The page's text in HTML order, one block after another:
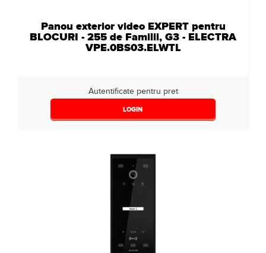
Panou exterior video EXPERT pentru
BLOCURI - 255 de Familii, G3 - ELECTRA
VPE.0BS03.ELWTL
Autentificate pentru pret
LOGIN